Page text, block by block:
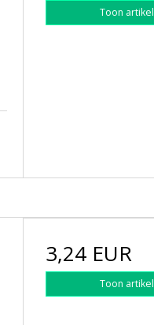
Toon artikel
3,24 EUR
Toon artikel